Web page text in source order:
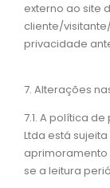
externo ao site
cliente/
privacidade
7. Alterações
7.1. A política
Ltda está
se a leitura